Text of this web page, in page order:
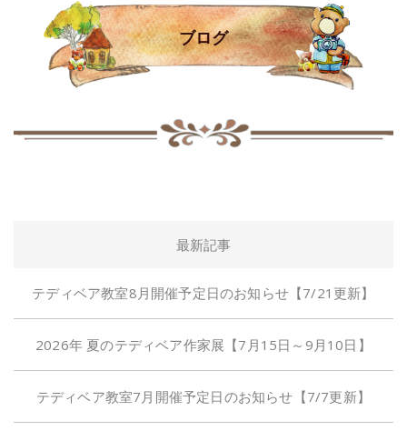
ブログ
最新記事
テディベア教室8月開催予定日のお知らせ【7/21更新】
2026年 夏のテディベア作家展【7月15日～9月10日】
テディベア教室7月開催予定日のお知らせ【7/7更新】